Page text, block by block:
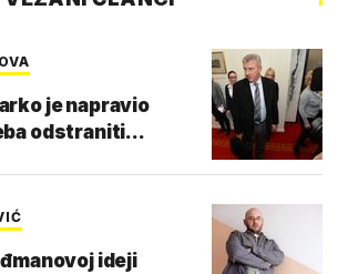
je napravio
odstraniti...
ideji